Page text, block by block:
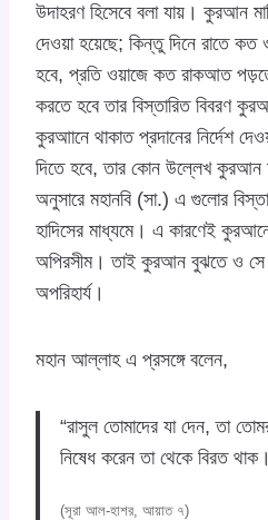
উদাহরণ হিসেবে বলা যায়। কুরআন
দেওয়া হয়েছে; কিন্তু দিনে রাতে
হবে, প্রতি ওয়াজে কত রাকআত
করতে হবে তার বিস্তারিত বিবরণ
কুরআানে থাকাত প্রদানের নির্দেশ
দিতে হবে, তার কোন উল্লেখ
অনুসারে মহানবি (সা.) এ গুলোর
হাদিসের মাধ্যমে। এ কারণেই
অপিরসীম। তাই কুরআন বুঝতে ও সে
অপরিহার্য।
মহান আল্লাহ এ প্রসঙ্গে বলেন,
“রাসুল তোমাদের যা দেন, তা
নিষেধ করেন তা থেকে বিরত
(সূরা আল-হাশর, আয়াত ৭)